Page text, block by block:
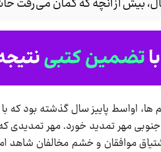
مهر تمدید خورد. مهر تمدیدی
نفت در ۱۲ تیر ماه و بعد از اشتیاق موافقان و